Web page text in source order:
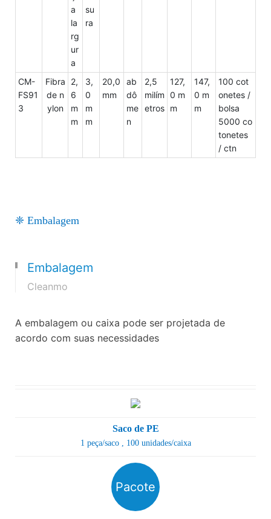
a
la
rg
ur
a
su
ra
CM-
FS91
3
Fibra
de n
ylon
2,
6
m
m
3,
0
m
m
20,0
mm
ab
dô
me
n
2,5
milím
etros
127,
0 m
m
147,
0 m
m
100 cot
onetes /
bolsa
5000 co
tonetes
/ ctn
❈ Embalagem
Embalagem
Cleanmo
A embalagem ou caixa pode ser projetada de
acordo com suas necessidades
Saco de PE
1 peça/saco , 100 unidades/caixa
Pacote